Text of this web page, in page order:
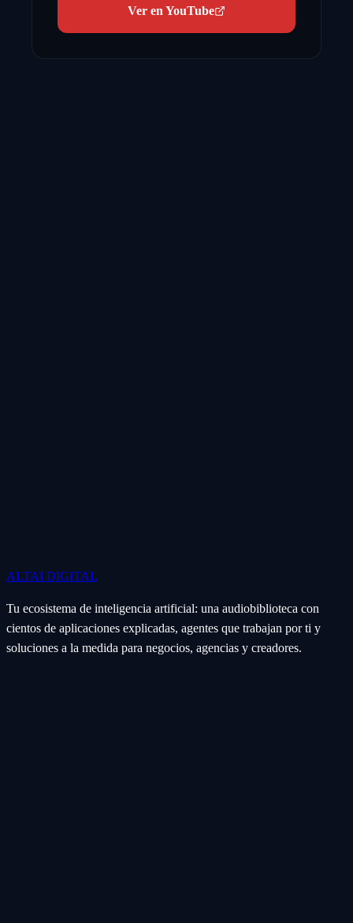
Ver en YouTube
ALTAI DIGITAL
Tu ecosistema de inteligencia artificial: una audiobiblioteca con
cientos de aplicaciones explicadas, agentes que trabajan por ti y
soluciones a la medida para negocios, agencias y creadores.